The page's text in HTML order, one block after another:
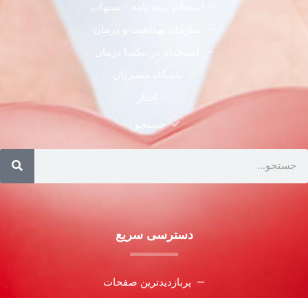
استعلام بیمه نامه – سنهاب
سازمان بهداشت و درمان
جستجو :
دسترسی سریع
پربازدیدترین صفحات